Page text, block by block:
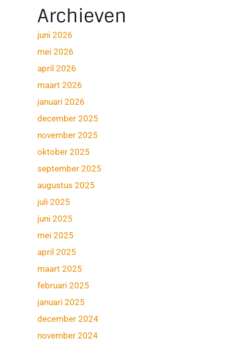
Archieven
juni 2026
mei 2026
april 2026
maart 2026
januari 2026
december 2025
november 2025
oktober 2025
september 2025
augustus 2025
juli 2025
juni 2025
mei 2025
april 2025
maart 2025
februari 2025
januari 2025
december 2024
november 2024